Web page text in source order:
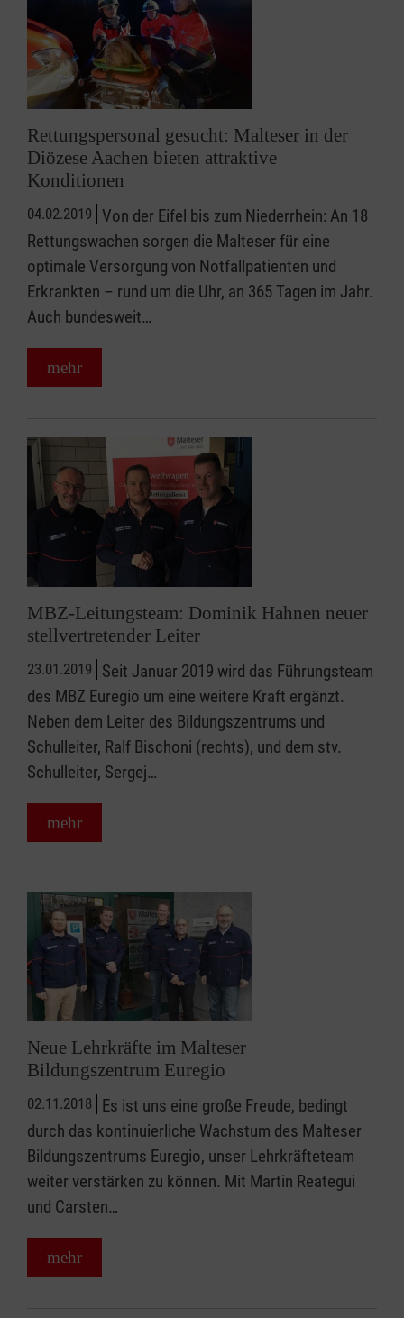
Rettungspersonal gesucht: Malteser in der
Diözese Aachen bieten attraktive
Konditionen
04.02.2019 Von der Eifel bis zum Niederrhein: An 18
Rettungswachen sorgen die Malteser für eine
optimale Versorgung von Notfallpatienten und
Erkrankten – rund um die Uhr, an 365 Tagen im Jahr.
Auch bundesweit…
mehr
MBZ-Leitungsteam: Dominik Hahnen neuer
stellvertretender Leiter
23.01.2019
Seit Januar 2019 wird das Führungsteam
des MBZ Euregio um eine weitere Kraft ergänzt.
Neben dem Leiter des Bildungszentrums und
Schulleiter, Ralf Bischoni (rechts), und dem stv.
Schulleiter, Sergej…
mehr
Neue Lehrkräfte im Malteser
Bildungszentrum Euregio
02.11.2018
Es ist uns eine große Freude, bedingt
durch das kontinuierliche Wachstum des Malteser
Bildungszentrums Euregio, unser Lehrkräfteteam
weiter verstärken zu können. Mit Martin Reategui
und Carsten…
mehr